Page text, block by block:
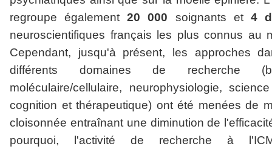
regroupe également20 000 soignants et 4
neuroscientifiques français les plus connus au
Cependant, jusqu'à présent, les approches
différents domaines de recherche
moléculaire/cellulaire, neurophysiologie,
cognition et thérapeutique) ont été menées de
cloisonnée entraînant une diminution de
pourquoi, l'activité de recherche à